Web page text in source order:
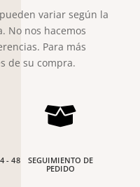
variar según la
No nos hacemos
Para más
de su compra.
- 48

SEGUIMIENTO DE
PEDIDO